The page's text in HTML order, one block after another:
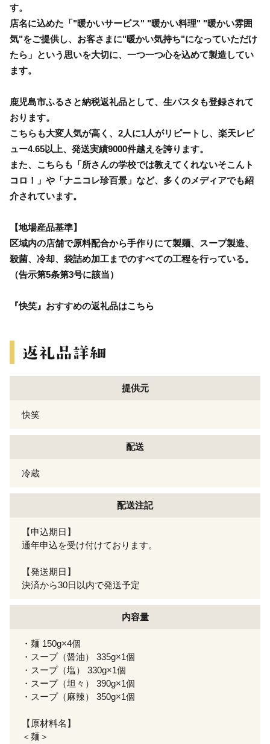
す。
店名に込めた「"暖かいサービス" "暖かい料理" "暖かい雰囲
気"をご提供し、お客さまに"暖かい気持ち"になっていただけ
たら」という思いを大切に、一つ一つ心を込めて製造してい
ます。
鹿児島市ふるさと納税返礼品として、生パスタも登録されて
おります。
こちらも大変人気が高く、2人に1人がリピートし、楽天レビ
ュー4.65以上、発送実績9000件越えを誇ります。
また、こちらも「所さんの学校では教えてくれないそこんト
コロ！」や「ナニコレ珍百景」など、多くのメディアでも紹
介されています。
【地場産品基準】
区域内の店舗で原料配合から手作りにて製麺、スープ製造、
殺菌、冷却、袋詰め加工までのすべての工程を行っている。
（告示第5条第3号に該当）
『快笑』おすすめの返礼品はこちら
提供元
快笑
配送
冷蔵
配送注記
【申込期日】
通年申込を受け付けております。
【発送期日】
決済から30日以内で発送予定
内容量
・麺 150g×4個
・スープ（醤油） 335g×1個
・スープ（塩） 330g×1個
・スープ（坦々） 390g×1個
・スープ（麻辣） 350g×1個
【原材料名】
＜麺＞